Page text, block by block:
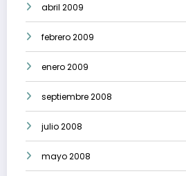
abril 2009
febrero 2009
enero 2009
septiembre 2008
julio 2008
mayo 2008